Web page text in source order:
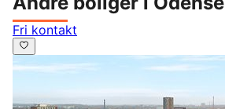
Fri kontakt